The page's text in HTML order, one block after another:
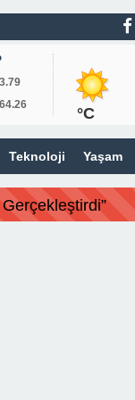
°C
Teknoloji Yaşam